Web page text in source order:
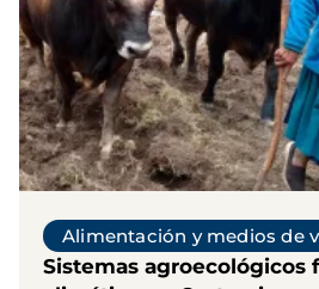
Alimentación y medios de
Sistemas agroecológicos